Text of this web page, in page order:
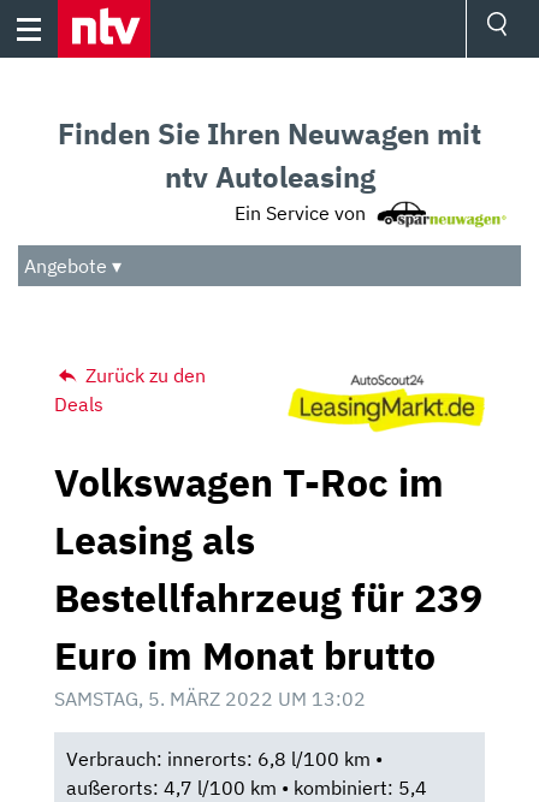
Skip
Audio
Das Beste
Finden Sie Ihren Neuwagen mit
ntv Autoleasing
Ein Service von
Angebote ▾
Zurück zu den
Deals
Volkswagen T-Roc im
Leasing als
Bestellfahrzeug für 239
Euro im Monat brutto
SAMSTAG, 5. MÄRZ 2022 UM 13:02
Verbrauch: innerorts: 6,8 l/100 km •
außerorts: 4,7 l/100 km • kombiniert: 5,4